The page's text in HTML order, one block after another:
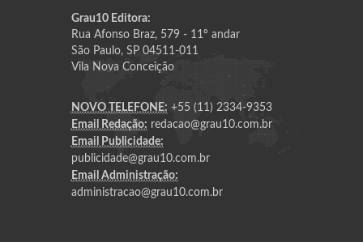
Grau10 Editora:
Rua Afonso Braz, 579 - 11º andar
São Paulo, SP 04511-011
Vila Nova Conceição
NOVO TELEFONE: +55 (11) 2334-9353
Email Redação: redacao@grau10.com.br
Email Publicidade:
publicidade@grau10.com.br
Email Administração:
administracao@grau10.com.br